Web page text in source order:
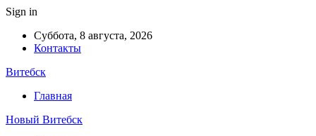
Sign in
Суббота, 8 августа, 2026
Контакты
Витебск
Главная
Новый Витебск